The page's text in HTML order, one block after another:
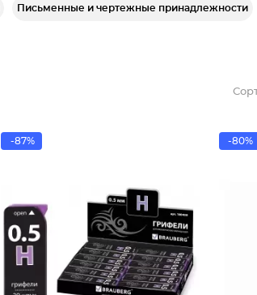
Письменные и чертежные принадлежности
-87% -80%